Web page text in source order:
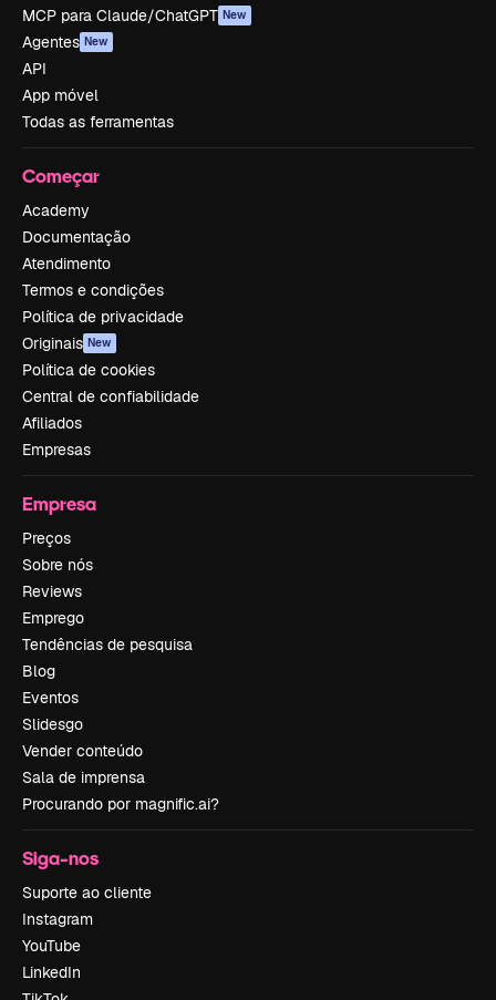
MCP para Claude/ChatGPT New
Agentes New
API
App móvel
Todas as ferramentas
Começar
Academy
Documentação
Atendimento
Termos e condições
Política de privacidade
Originais New
Política de cookies
Central de confiabilidade
Afiliados
Empresas
Empresa
Preços
Sobre nós
Reviews
Emprego
Tendências de pesquisa
Blog
Eventos
Slidesgo
Vender conteúdo
Sala de imprensa
Procurando por magnific.ai?
Siga-nos
Suporte ao cliente
Instagram
YouTube
LinkedIn